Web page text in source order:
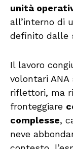
unità
all’interno di
definito dalle
Il lavoro
volontari
riflettori, ma
fronteggiare
complesse,
neve